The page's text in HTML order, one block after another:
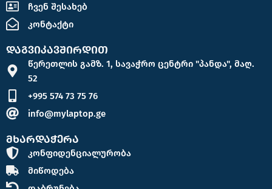
ჩვენ შესახებ
კონტაქტი
დაგვიკავშირდით
წერეთლის გამზ. 1, სავაჭრო ცენტრი "პანდა", მაღ.
52
+995 574 73 75 76
info@mylaptop.ge
მხარდაჭერა
კონფიდენციალურობა
მიწოდება